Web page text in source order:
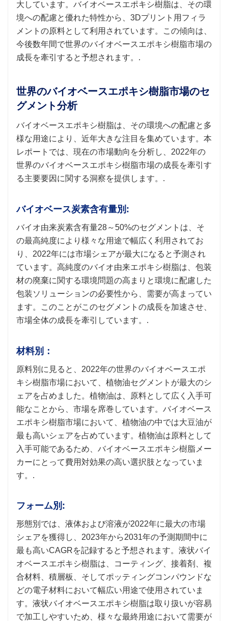
大しています。バイオベースエポキシ樹脂は、その環
境への配慮と優れた特性から、3Dプリント用フィラ
メントの原料として利用されています。この傾向は、
今後数年間で世界のバイオベースエポキシ樹脂市場の
成長を牽引すると予想されます。.
世界のバイオベースエポキシ樹脂市場のセ
グメント分析
バイオベースエポキシ樹脂は、その環境への配慮と多
様な用途により、近年大きな注目を集めています。本
レポートでは、現在の市場動向を分析し、2022年の
世界のバイオベースエポキシ樹脂市場の成長を牽引す
る主要要因に関する洞察を提供します。.
バイオベース炭素含有量別:
バイオ由来炭素含有量28～50%のセグメントは、そ
の最高純度により様々な用途で幅広く利用されてお
り、2022年には市場シェアが最大になると予測され
ています。高純度のバイオ由来エポキシ樹脂は、包装
材の廃棄に関する環境問題の高まりと環境に配慮した
包装ソリューションの必要性から、需要が高まってい
ます。このことがこのセグメントの成長を加速させ、
市場全体の成長を牽引しています。.
材料別：
原料別に見ると、2022年の世界のバイオベースエポ
キシ樹脂市場において、植物油セグメントが最大のシ
ェアを占めました。植物油は、原料として広く入手可
能なことから、市場を席巻しています。バイオベース
エポキシ樹脂市場において、植物油の中では大豆油が
最も高いシェアを占めています。植物油は原料として
入手可能であるため、バイオベースエポキシ樹脂メー
カーにとって費用対効果の高い選択肢となっていま
す。.
フォーム別:
形態別では、液体および溶液が2022年に最大の市場
シェアを獲得し、2023年から2031年の予測期間中に
最も高いCAGRを記録すると予想されます。液状バイ
オベースエポキシ樹脂は、コーティング、接着剤、複
合材料、積層板、そしてポッティングコンパウンドな
どの電子材料において幅広い用途で使用されていま
す。液状バイオベースエポキシ樹脂は取り扱いが容易
で加工しやすいため、様々な最終用途において需要が